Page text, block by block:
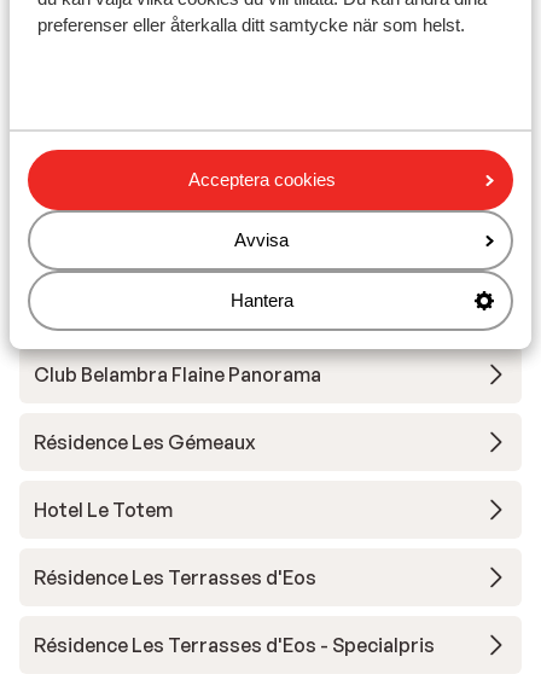
preferenser eller återkalla ditt samtycke när som helst.
Acceptera cookies
Avvisa
Hantera
Andra boenden i Le Grand Massif
Hotel MGM Alhena
Résidence MGM Alhena
Résidence MGM Alexane
Club Belambra Flaine Panorama
Résidence Les Gémeaux
Hotel Le Totem
Résidence Les Terrasses d'Eos
Résidence Les Terrasses d'Eos - Specialpris